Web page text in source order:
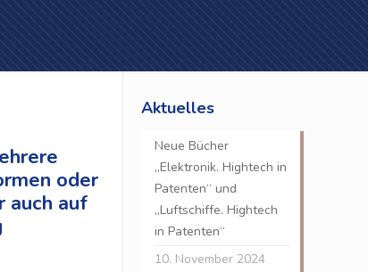
oder
auch auf
Aktuelles
Neue Bücher
„Elektronik. Hightech in
Patenten“ und
„Luftschiffe. Hightech
in Patenten“
10. November 2024